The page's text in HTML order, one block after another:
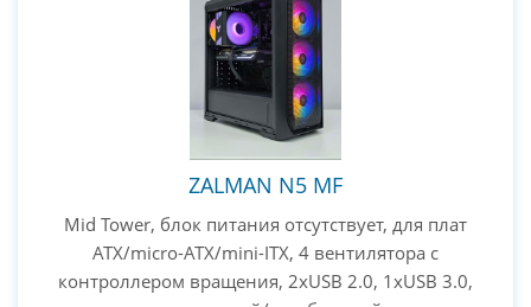
ZALMAN N5 MF
Mid Tower, блок питания отсутствует, для плат
ATX/micro-ATX/mini-ITX, 4 вентилятора с
контроллером вращения, 2xUSB 2.0, 1xUSB 3.0,